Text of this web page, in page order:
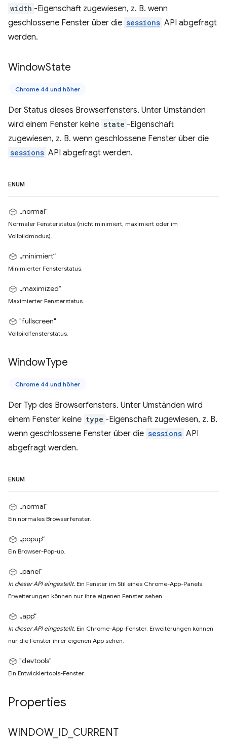
width -Eigenschaft zugewiesen, z. B. wenn
geschlossene Fenster über die sessions API abgefragt
werden.
WindowState
Chrome 44 und höher
Der Status dieses Browserfensters. Unter Umständen
wird einem Fenster keine state -Eigenschaft
zugewiesen, z. B. wenn geschlossene Fenster über die
sessions API abgefragt werden.
ENUM
„normal“
Normaler Fensterstatus (nicht minimiert, maximiert oder im
Vollbildmodus).
„minimiert“
Minimierter Fensterstatus.
„maximized“
Maximierter Fensterstatus.
"fullscreen"
Vollbildfensterstatus.
WindowType
Chrome 44 und höher
Der Typ des Browserfensters. Unter Umständen wird
einem Fenster keine type -Eigenschaft zugewiesen, z. B.
wenn geschlossene Fenster über die sessions API
abgefragt werden.
ENUM
„normal“
Ein normales Browserfenster.
„popup“
Ein Browser-Pop-up.
„panel“
In dieser API eingestellt. Ein Fenster im Stil eines Chrome-App-Panels.
Erweiterungen können nur ihre eigenen Fenster sehen.
„app“
In dieser API eingestellt. Ein Chrome-App-Fenster. Erweiterungen können
nur die Fenster ihrer eigenen App sehen.
"devtools"
Ein Entwicklertools-Fenster.
Properties
WINDOW_ ID CURRENT